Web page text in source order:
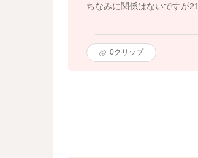
ちなみに関係はないですが
0クリップ